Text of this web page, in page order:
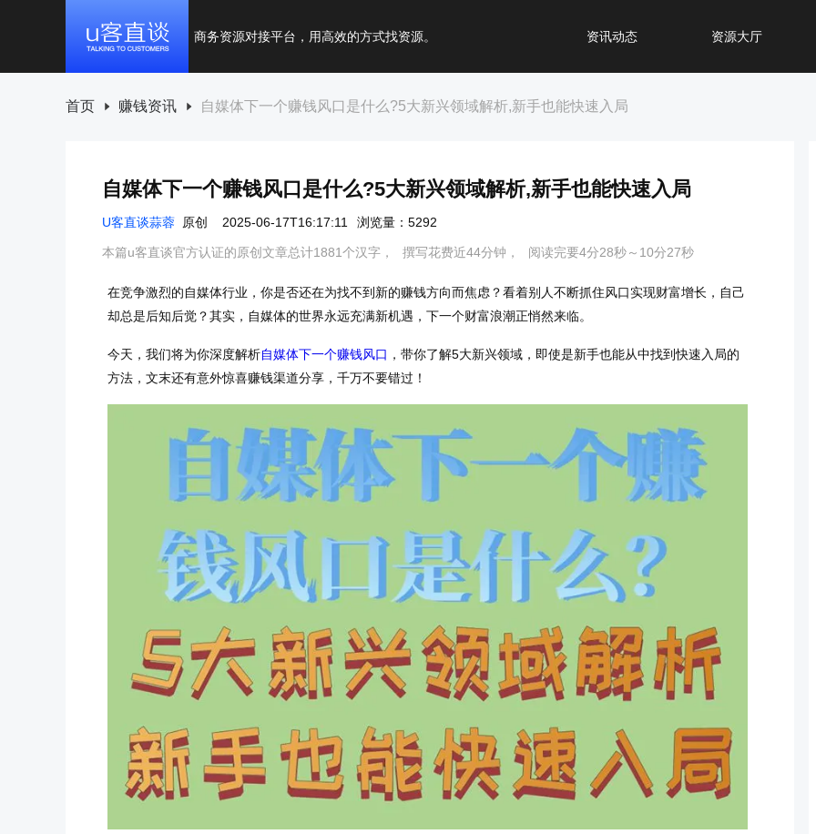
商务资源对接平台，用高效的方式找资源。 资讯动态 资源大厅
首页 赚钱资讯 自媒体下一个赚钱风口是什么?5大新兴领域解析,新手也能快速入局
自媒体下一个赚钱风口是什么?5大新兴领域解析,新手也能快速入局
U客直谈蒜蓉 原创 2025-06-17T16:17:11 浏览量：5292
本篇u客直谈官方认证的原创文章总计1881个汉字， 撰写花费近44分钟， 阅读完要4分28秒～10分27秒
在竞争激烈的自媒体行业，你是否还在为找不到新的赚钱方向而焦虑？看着别人不断抓住风口实现财富增长，自己
却总是后知后觉？其实，自媒体的世界永远充满新机遇，下一个财富浪潮正悄然来临。
今天，我们将为你深度解析自媒体下一个赚钱风口 ，带你了解5大新兴领域，即使是新手也能从中找到快速入局的
方法，文末还有意外惊喜赚钱渠道分享，千万不要错过！